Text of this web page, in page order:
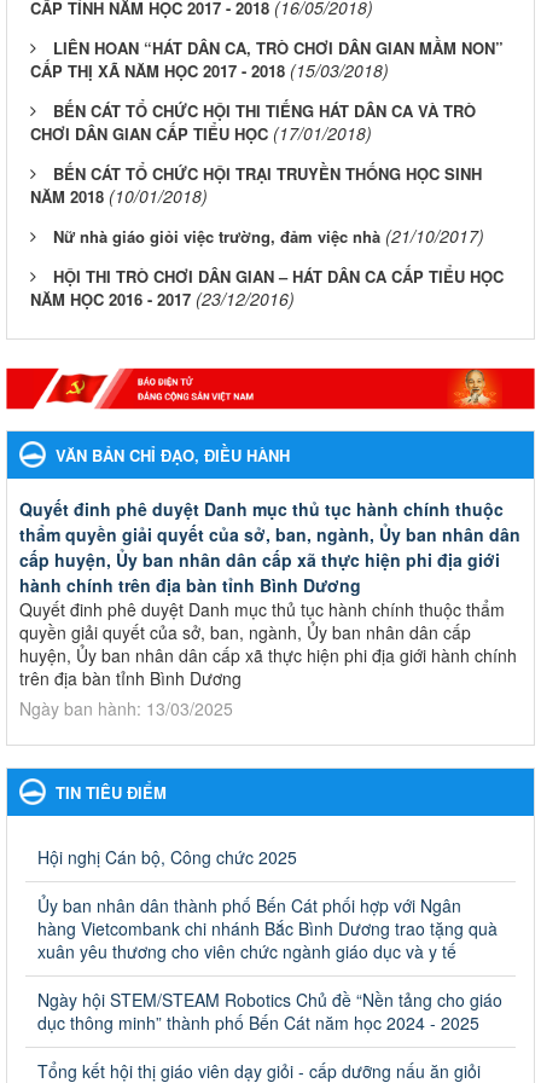
CẤP TỈNH NĂM HỌC 2017 - 2018 (16/05/2018)
LIÊN HOAN “HÁT DÂN CA, TRÒ CHƠI DÂN GIAN MẦM NON”
CẤP THỊ XÃ NĂM HỌC 2017 - 2018 (15/03/2018)
BẾN CÁT TỔ CHỨC HỘI THI TIẾNG HÁT DÂN CA VÀ TRÒ
CHƠI DÂN GIAN CẤP TIỂU HỌC (17/01/2018)
BẾN CÁT TỔ CHỨC HỘI TRẠI TRUYỀN THỐNG HỌC SINH
NĂM 2018 (10/01/2018)
Nữ nhà giáo giỏi việc trường, đảm việc nhà (21/10/2017)
HỘI THI TRÒ CHƠI DÂN GIAN – HÁT DÂN CA CẤP TIỂU HỌC
NĂM HỌC 2016 - 2017 (23/12/2016)
VĂN BẢN CHỈ ĐẠO, ĐIỀU HÀNH
Quyết đinh phê duyệt Danh mục thủ tục hành chính thuộc
thẩm quyền giải quyết của sở, ban, ngành, Ủy ban nhân dân
cấp huyện, Ủy ban nhân dân cấp xã thực hiện phi địa giới
hành chính trên địa bàn tỉnh Bình Dương
Quyết đinh phê duyệt Danh mục thủ tục hành chính thuộc thẩm
quyền giải quyết của sở, ban, ngành, Ủy ban nhân dân cấp
huyện, Ủy ban nhân dân cấp xã thực hiện phi địa giới hành chính
trên địa bàn tỉnh Bình Dương
Ngày ban hành: 13/03/2025
Kế hoạch Phổ biến, giáo dục pháp luật năm 2025 của ngành
Giáo dục và Đào tạo thành phố Bến Cát
Kế hoạch Phổ biến, giáo dục pháp luật năm 2025 của ngành
Ngày ban hành: 28/02/2025
Quyết định công bố thủ tục hành chính bị bãi bỏ trong lĩnh
vực giáo dục đào tạo thuộc hệ giáo dục quốc dân và cơ sở
giáo dục khác thuộc thẩm quyền giải quyết của Sở Giáo dục
và Đào tạo, Ủy ban nhân dân cấp huyện
Quyết định công bố thủ tục hành chính bị bãi bỏ trong lĩnh vực
giáo dục đào tạo thuộc hệ giáo dục quốc dân và cơ sở giáo dục
khác thuộc thẩm quyền giải quyết của Sở Giáo dục và Đào tạo,
Ủy ban nhân dân cấp huyện
TIN TIÊU ĐIỂM
Hội nghị Cán bộ, Công chức 2025
Ủy ban nhân dân thành phố Bến Cát phối hợp với Ngân
hàng Vietcombank chi nhánh Bắc Bình Dương trao tặng quà
xuân yêu thương cho viên chức ngành giáo dục và y tế
Ngày hội STEM/STEAM Robotics Chủ đề “Nền tảng cho giáo
dục thông minh” thành phố Bến Cát năm học 2024 - 2025
Tổng kết hội thị giáo viên dạy giỏi - cấp dưỡng nấu ăn giỏi